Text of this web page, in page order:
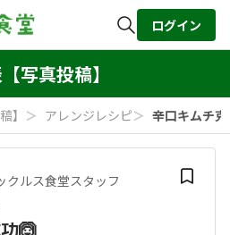
検索
ログイン
写真投稿】
】 ＞ アレンジレシピ＞ 辛口キムチ
クルス食堂スタッフ
🙆